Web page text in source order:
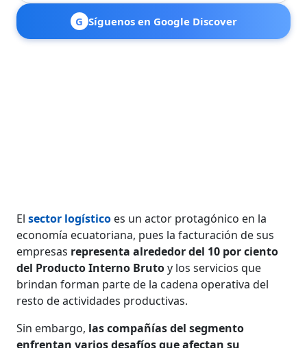
G Síguenos en Google Discover
Elsector logístico es un actor protagónico en la
economía ecuatoriana, pues la facturación de sus
empresas representa alrededor del 10 por ciento
del Producto Interno Brutoy los servicios que
brindan forman parte de la cadena operativa del
resto de actividades productivas.
Sin embargo, las compañías del segmento
enfrentan varios desafíos que afectan su